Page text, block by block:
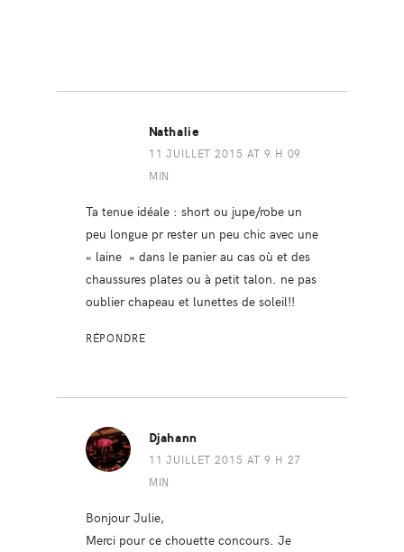
Nathalie
11 JUILLET 2015 AT 9 H 09
MIN
Ta tenue idéale : short ou jupe/robe un
peu longue pr rester un peu chic avec une
« laine » dans le panier au cas où et des
chaussures plates ou à petit talon. ne pas
oublier chapeau et lunettes de soleil!!
RÉPONDRE
Djahann
11 JUILLET 2015 AT 9 H 27
MIN
Bonjour Julie,
Merci pour ce chouette concours. Je